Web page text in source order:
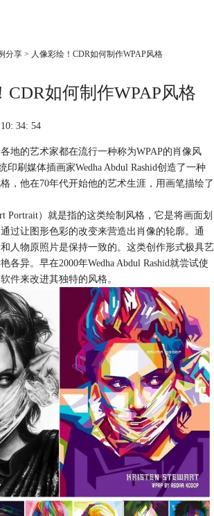
分享 > 人像彩绘！CDR如何制作WPAP风格
CDR如何制作WPAP风格
34: 54
地的艺术家都在流行一种称为WPAP的肖像风
印刷媒体插画家Wedha Abdul Rashid创造了一种
，他在70年代开始他的艺术生涯，用画笔描绘了
Portrait）就是指的这类绘制风格，它是将画面划
过让图形色彩的改变来营造出肖像的轮廓。通
人物原照片是保持一致的。这类创作形式极具艺
各异。早在2000年Wedha Abdul Rashid就尝试使
件来改进其独特的风格。